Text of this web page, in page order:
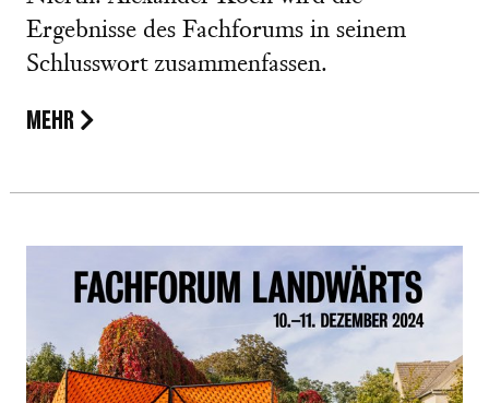
Ergebnisse des Fachforums in seinem
Schlusswort zusammenfassen.
MEHR